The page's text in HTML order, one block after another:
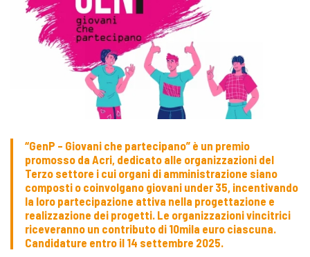
“GenP – Giovani che partecipano” è un premio
promosso da Acri, dedicato alle organizzazioni del
Terzo settore i cui organi di amministrazione siano
composti o coinvolgano giovani under 35, incentivando
la loro partecipazione attiva nella progettazione e
realizzazione dei progetti. Le organizzazioni vincitrici
riceveranno un contributo di 10mila euro ciascuna.
Candidature entro il 14 settembre 2025.